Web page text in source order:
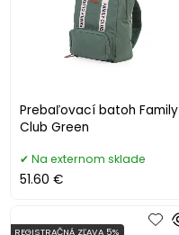
Prebaľovací batoh Family
Club Green
Na externom sklade
51.60 €
REGISTRAČNÁ ZĽAVA 5%